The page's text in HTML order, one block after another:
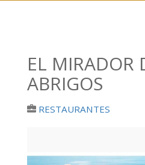
EL MIRADOR
ABRIGOS
RESTAURANTES